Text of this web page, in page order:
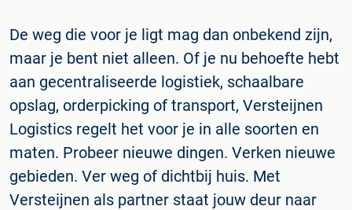
De weg die voor je ligt mag dan onbekend zijn,
maar je bent niet alleen. Of je nu behoefte hebt
aan gecentraliseerde logistiek, schaalbare
opslag, orderpicking of transport, Versteijnen
Logistics regelt het voor je in alle soorten en
maten. Probeer nieuwe dingen. Verken nieuwe
gebieden. Ver weg of dichtbij huis. Met
Versteijnen als partner staat jouw deur naar